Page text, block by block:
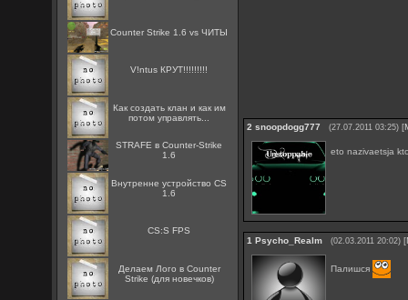
Counter Strike 1.6 vs ЧИТЫ
V!ntus КРУТ!!!!!!!!!
Как создать клан и как им
потом управлять...
STRAFE в Counter-Strike
1.6
Внутренне устройство CS
1.6
CS:S FPS
Делаем Лого в Counter
Strike (для новечков)
2 snoopdogg777 (27.07.2011 03:25) [
eto nazivaetsja
1 Psycho_Realm (02.03.2011 20:02) [
Палишся